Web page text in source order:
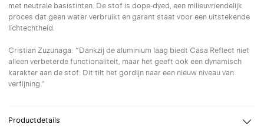
met neutrale basistinten. De stof is dope-dyed, een milieuvriendelijk
proces dat geen water verbruikt en garant staat voor een uitstekende
lichtechtheid.
Cristian Zuzunaga: ”Dankzij de aluminium laag biedt Casa Reflect niet
alleen verbeterde functionaliteit, maar het geeft ook een dynamisch
karakter aan de stof. Dit tilt het gordijn naar een nieuw niveau van
verfijning.”
Productdetails